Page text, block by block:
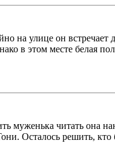
на улице он встречает
в этом месте белая
муженька читать она
Осталось решить, кто